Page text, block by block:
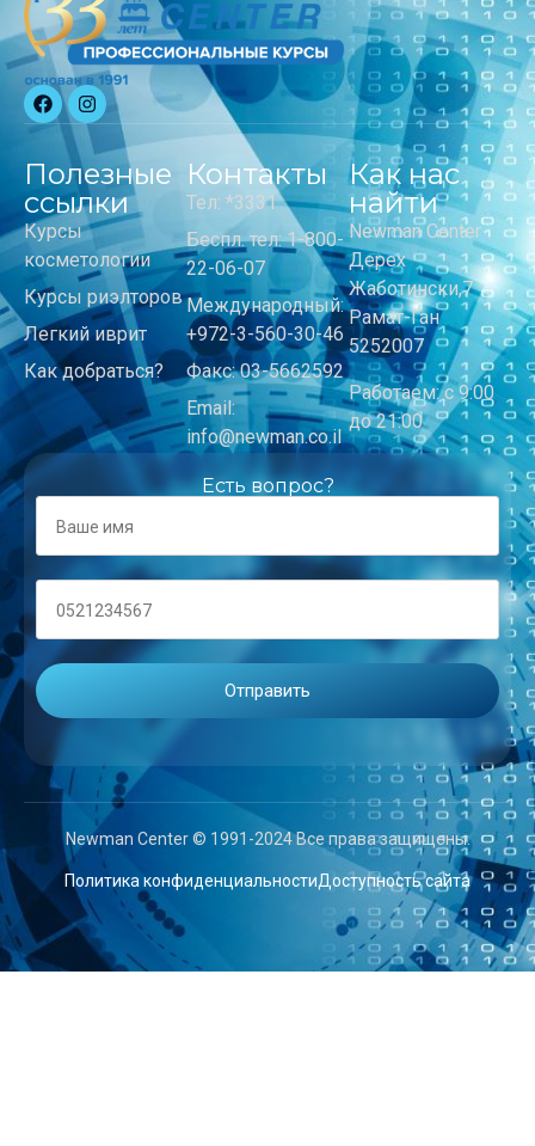
Полезные
ссылки
Курсы
косметологии
Курсы риэлторов
Легкий иврит
Как добраться?
Контакты
Тел: *3331
Беспл. тел: 1-800-
22-06-07
Международный:
+972-3-560-30-46
Факс: 03-5662592
Email:
info@newman.co.il
Как нас
найти
Newman Center
Дерех
Жаботински,7
Рамат-Ган
5252007
Работаем: с 9:00
до 21:00
Есть вопрос?
Newman Center © 1991-2024 Все права защищены.
Политика конфиденциальностиДоступность сайта